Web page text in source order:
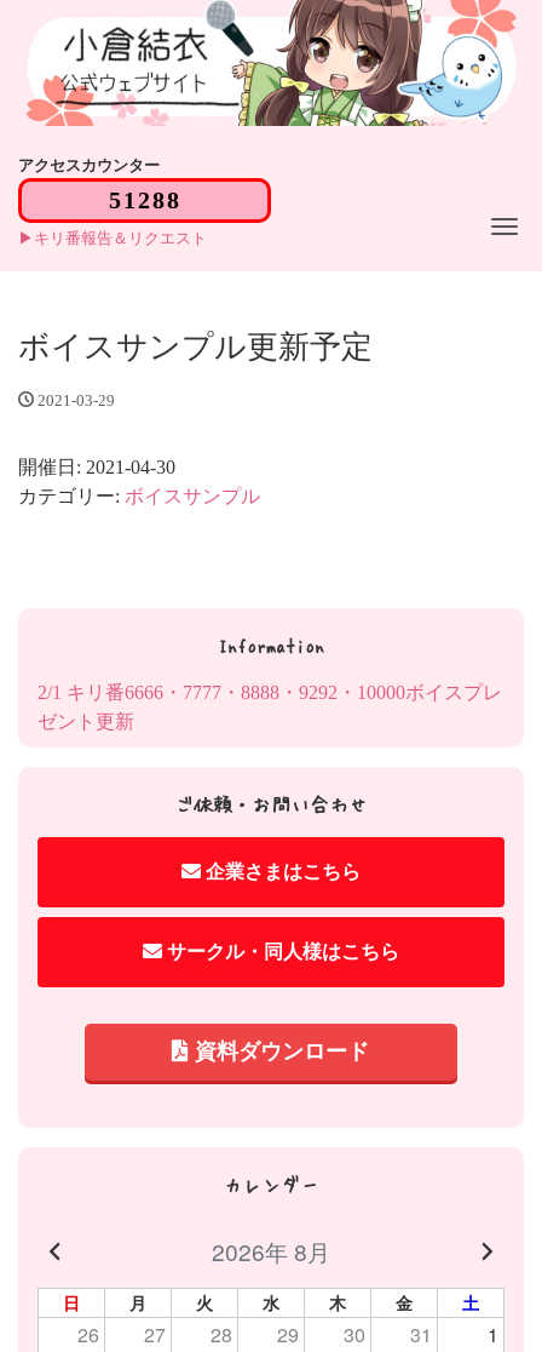
アクセスカウンター
キリ番報告＆リクエスト
ボイスサンプル更新予定
2021-03-29
開催日: 2021-04-30
カテゴリー: ボイスサンプル
Information
2/1 キリ番6666・7777・8888・9292・10000ボイスプレ
ゼント更新
ご依頼・お問い合わせ
企業さまはこちら
サークル・同人様はこちら
資料ダウンロード
カレンダー
2026年 8月
日 月 火 水 木 金 土
26 27 28 29 30 31 1